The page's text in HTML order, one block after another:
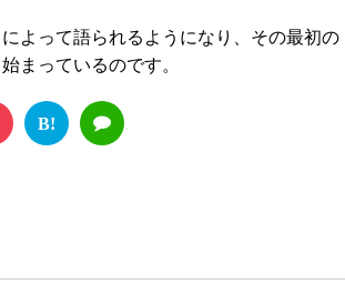
よって語られるようになり、その最初の
まっているのです。
B!